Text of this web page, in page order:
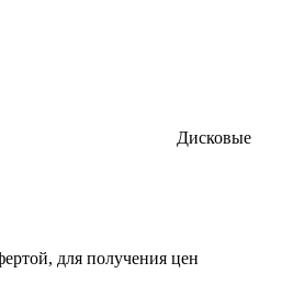
Дисковые
для получения цен